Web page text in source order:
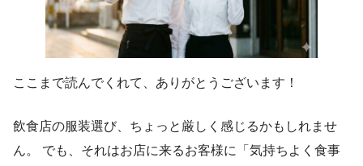
ここまで読んでくれて、ありがとうございます！
飲食店の服装選び、ちょっと厳しく感じるかもしれませ
ん。 でも、それはお店に来るお客様に「気持ちよく食事